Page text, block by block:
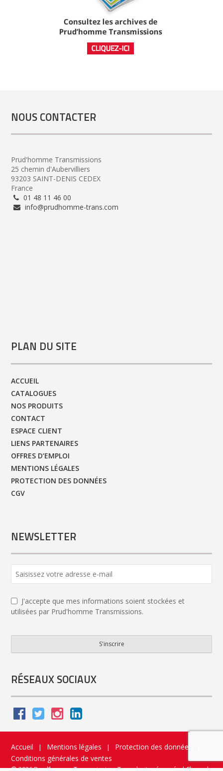
NOUS CONTACTER
Prud'homme Transmissions
25 chemin d'Aubervilliers
93203 SAINT-DENIS CEDEX
France
01 48 11 46 00
info@prudhomme-trans.com
PLAN DU SITE
ACCUEIL
CATALOGUES
NOS PRODUITS
CONTACT
ESPACE CLIENT
LIENS PARTENAIRES
OFFRES D’EMPLOI
MENTIONS LÉGALES
PROTECTION DES DONNÉES
CGV
NEWSLETTER
J'accepte que mes informations soient stockées et
utilisées par Prud'homme Transmissions.
S'inscrire
Address *
RÉSEAUX SOCIAUX
Accueil | Mentions légales | Protection des données
Conditions générales de ventes
© 2026 Prud’homme Transmission. Tous droits réservés|Flippad